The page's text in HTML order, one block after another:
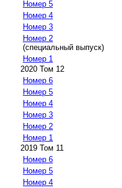
Номер 5
Номер 4
Номер 3
Номер 2
(специальный выпуск)
Номер 1
2020 Том 12
Номер 6
Номер 5
Номер 4
Номер 3
Номер 2
Номер 1
2019 Том 11
Номер 6
Номер 5
Номер 4